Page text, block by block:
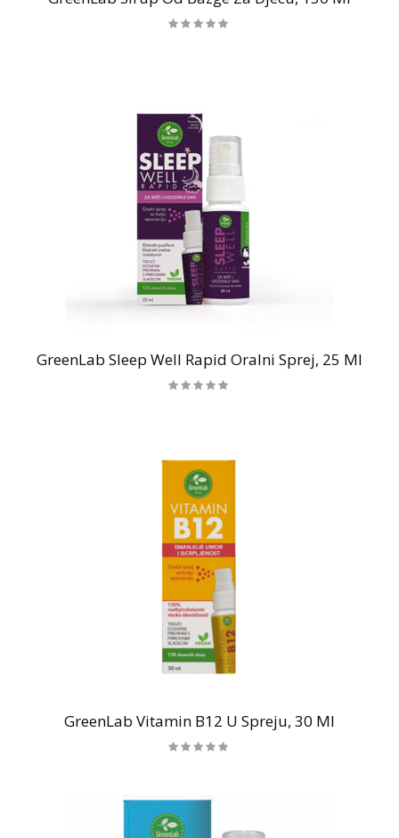
GreenLab Sleep Well Rapid Oralni Sprej, 25 Ml
GreenLab Vitamin B12 U Spreju, 30 Ml